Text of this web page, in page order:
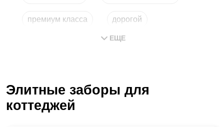
премиум класса дорогой
ЕЩЕ
Элитные заборы для
коттеджей